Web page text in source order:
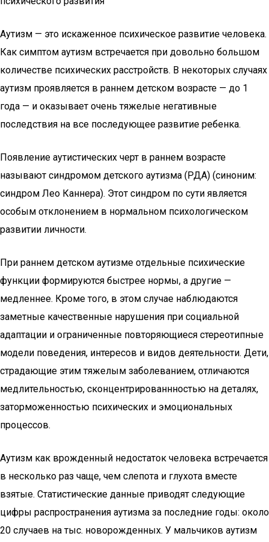
Аутизм — это искаженное психическое развитие человека.
Как симптом аутизм встречается при довольно большом
количестве психических расстройств. В некоторых случаях
аутизм проявляется в раннем детском возрасте — до 1
года — и оказывает очень тяжелые негативные
последствия на все последующее развитие ребенка.
Появление аутистических черт в раннем возрасте
называют синдромом детского аутизма (РДА) (синоним:
синдром Лео Каннера). Этот синдром по сути является
особым отклонением в нормальном психологическом
развитии личности.
При раннем детском аутизме отдельные психические
функции формируются быстрее нормы, а другие —
медленнее. Кроме того, в этом случае наблюдаются
заметные качественные нарушения при социальной
адаптации и ограниченные повторяющиеся стереотипные
модели поведения, интересов и видов деятельности. Дети,
страдающие этим тяжелым заболеванием, отличаются
медлительностью, сконцентрированнностью на деталях,
заторможенностью психических и эмоциональных
процессов.
Аутизм как врожденный недостаток человека встречается
в несколько раз чаще, чем слепота и глухота вместе
взятые. Статистические данные приводят следующие
цифры распространения аутизма за последние годы: около
20 случаев на тыс. новорожденных. У мальчиков аутизм